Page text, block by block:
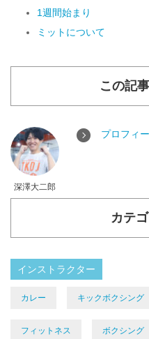
1週間始まり
ミットについて
この記
深澤大二郎
プロフィ
カテ
インストラクター
カレー キックボクシング
フィットネス ボクシング